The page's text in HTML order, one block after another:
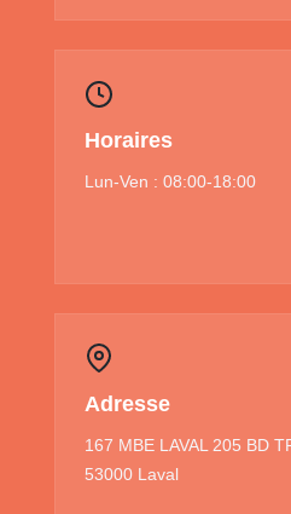
Horaires
Lun-Ven : 08:00-18:00
Adresse
167 MBE LAVAL 205 BD
53000 Laval